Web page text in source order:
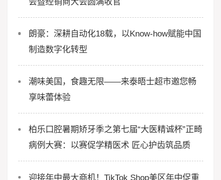
朗豪：深耕自动化18载，以Know-how赋能中国
制造数字化转型
潮味美国，食趣无限——来泰晤士超市邀您畅
享味蕾体验
柏乐口腔暑期矫牙季之第七届“大医精诚杯”正畸
病例大赛：以赛促学精医术 匠心护齿筑品质
迎接年中最大商机！TikTok Shop美区年中促重